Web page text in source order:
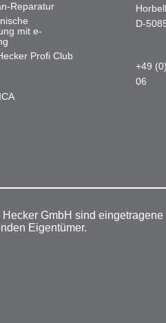
Reparatur
mit e-
Profi Club
D-
+49
06
GmbH sind
Eigentümer.